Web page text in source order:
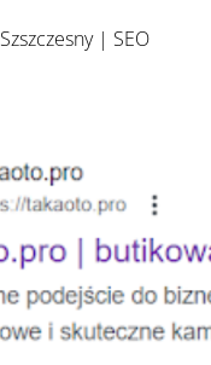
Szszczesny| SEO